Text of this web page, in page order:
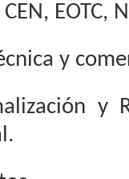
EOTC,
y
y